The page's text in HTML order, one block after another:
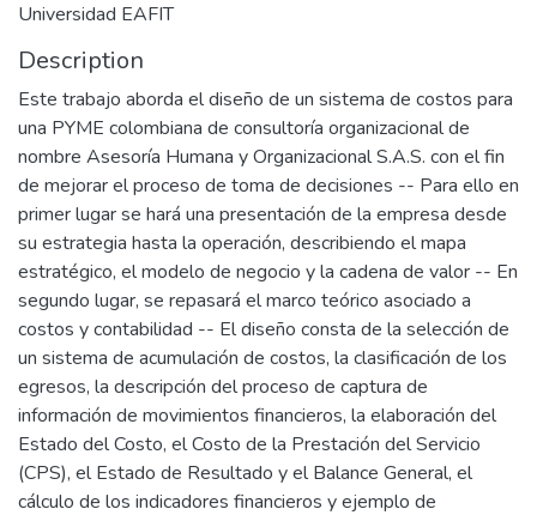
Universidad EAFIT
Description
Este trabajo aborda el diseño de un sistema de costos para
una PYME colombiana de consultoría organizacional de
nombre Asesoría Humana y Organizacional S.A.S. con el fin
de mejorar el proceso de toma de decisiones -- Para ello en
primer lugar se hará una presentación de la empresa desde
su estrategia hasta la operación, describiendo el mapa
estratégico, el modelo de negocio y la cadena de valor -- En
segundo lugar, se repasará el marco teórico asociado a
costos y contabilidad -- El diseño consta de la selección de
un sistema de acumulación de costos, la clasificación de los
egresos, la descripción del proceso de captura de
información de movimientos financieros, la elaboración del
Estado del Costo, el Costo de la Prestación del Servicio
(CPS), el Estado de Resultado y el Balance General, el
cálculo de los indicadores financieros y ejemplo de